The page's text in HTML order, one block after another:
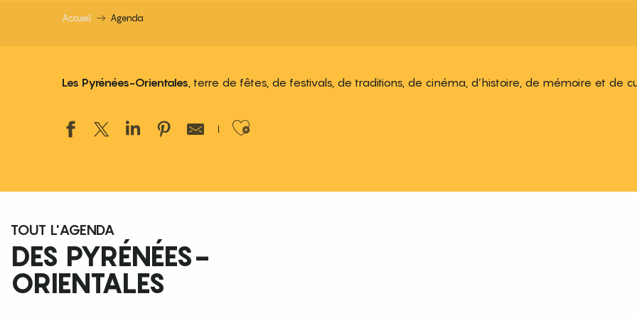
Accueil Agenda
Les Pyrénées-Orientales, terre de fêtes, de festivals, de traditions, de cinéma, d’histoire, de mémoire et de
Ajouter aux favoris
TOUT L'AGENDA
DES PYRÉNÉES-
ORIENTALES